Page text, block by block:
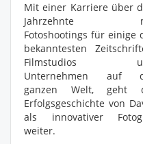
Mit einer Karriere über
Jahrzehnte
Fotoshootings für einige
bekanntesten
Filmstudios
Unternehmen auf
ganzen Welt, geht
Erfolgsgeschichte von
als innovativer
weiter.